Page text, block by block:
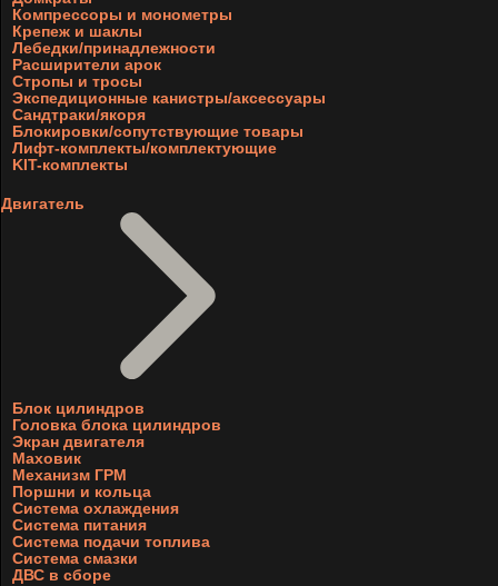
Компрессоры и монометры
Крепеж и шаклы
Лебедки/принадлежности
Расширители арок
Стропы и тросы
Экспедиционные канистры/аксессуары
Сандтраки/якоря
Блокировки/сопутствующие товары
Лифт-комплекты/комплектующие
KIT-комплекты
Двигатель
Блок цилиндров
Головка блока цилиндров
Экран двигателя
Маховик
Механизм ГРМ
Поршни и кольца
Система охлаждения
Система питания
Система подачи топлива
Система смазки
ДВС в сборе